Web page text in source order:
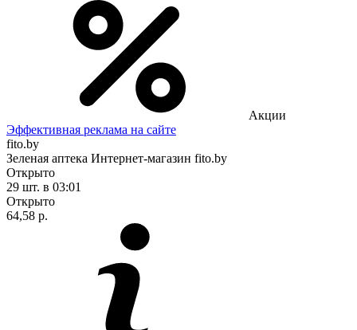
Акции
Эффективная реклама на сайте
fito.by
Зеленая аптека Интернет-магазин fito.by
Открыто
29 шт. в 03:01
Открыто
64,58 р.